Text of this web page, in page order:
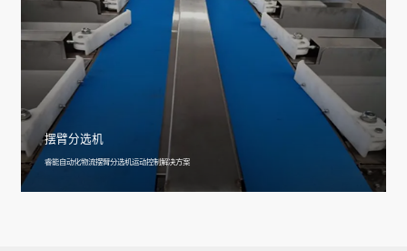
摆臂分选机
睿能自动化物流摆臂分选机运动控制解决方案